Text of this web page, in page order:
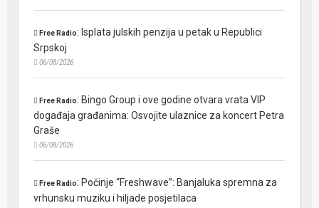
Free Radio: Isplata julskih penzija u petak u Republici
Srpskoj
06/08/2026
Free Radio: Bingo Group i ove godine otvara vrata VIP
događaja građanima: Osvojite ulaznice za koncert Petra
Graše
06/08/2026
Free Radio: Počinje “Freshwave”: Banjaluka spremna za
vrhunsku muziku i hiljade posjetilaca